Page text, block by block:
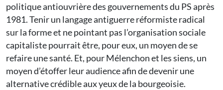
politique antiouvrière des gouvernements du PS après
1981. Tenir un langage antiguerre réformiste radical
sur la forme et ne pointant pas l’organisation sociale
capitaliste pourrait être, pour eux, un moyen de se
refaire une santé. Et, pour ­Mélenchon et les siens, un
moyen d’étoffer leur audience afin de devenir une
alternative crédible aux yeux de la bourgeoisie.